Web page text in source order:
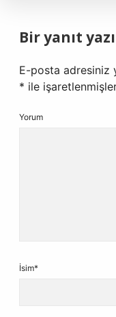
Bir yanıt
E-posta adresiniz
* ile
Yorum
İsim*